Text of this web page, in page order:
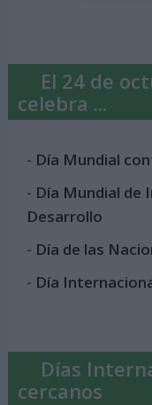
El 24 de
celebra ...
- Día Mundial
- Día Mundial de
Desarrollo
- Día de las
- Día
Días
cercanos